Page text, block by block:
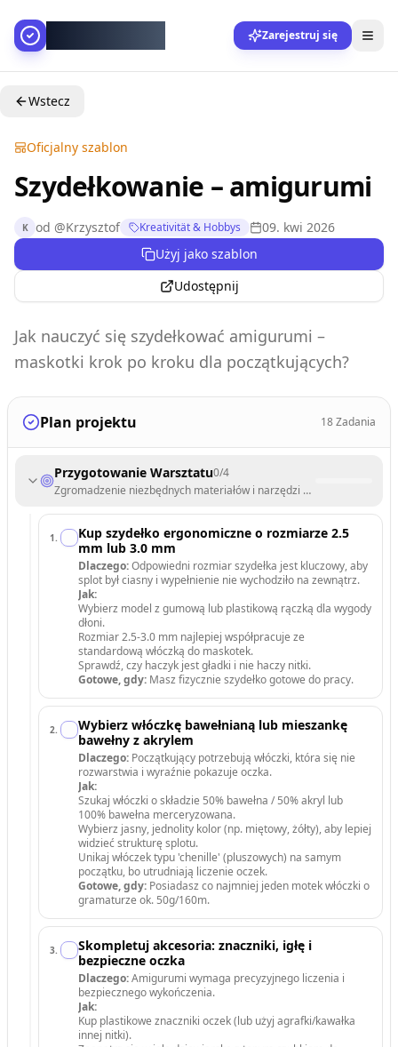
Zarejestruj się
Wstecz
Oficjalny szablon
Szydełkowanie – amigurumi
K od @Krzysztof Kreativität & Hobbys
09. kwi 2026
Użyj jako szablon
Udostępnij
Jak nauczyć się szydełkować amigurumi –
maskotki krok po kroku dla początkujących?
Plan projektu 18Zadania
Przygotowanie Warsztatu0/4
Zgromadzenie niezbędnych materiałów i narzędzi do rozpoczęcia
1 .
Kup szydełko ergonomiczne o rozmiarze 2.5
mm lub 3.0 mm
Dlaczego:Odpowiedni rozmiar szydełka jest kluczowy, aby
splot był ciasny i wypełnienie nie wychodziło na zewnątrz.
Jak:
Wybierz model z gumową lub plastikową rączką dla wygody
dłoni.
Rozmiar 2.5-3.0 mm najlepiej współpracuje ze
standardową włóczką do maskotek.
Sprawdź, czy haczyk jest gładki i nie haczy nitki.
Gotowe, gdy: Masz fizycznie szydełko gotowe do pracy.
2.
Wybierz włóczkę bawełnianą lub mieszankę
bawełny z akrylem
Dlaczego: Początkujący potrzebują włóczki, która się nie
rozwarstwia i wyraźnie pokazuje oczka.
Jak:
Szukaj włóczki o składzie 50% bawełna / 50% akryl lub
100% bawełna merceryzowana.
Wybierz jasny, jednolity kolor (np. miętowy, żółty), aby lepiej
widzieć strukturę splotu.
Unikaj włóczek typu 'chenille' (pluszowych) na samym
początku, bo utrudniają liczenie oczek.
Gotowe, gdy: Posiadasz co najmniej jeden motek włóczki o
gramaturze ok. 50g/160m.
3.
Skompletuj akcesoria: znaczniki, igłę i
bezpieczne oczka
Dlaczego:Amigurumi wymaga precyzyjnego liczenia i
bezpiecznego wykończenia.
Jak:
Kup plastikowe znaczniki oczek (lub użyj agrafki/kawałka
innej nitki).